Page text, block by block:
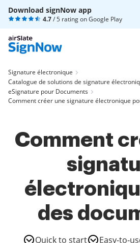
Download signNow app
4.7/ 5 rating onGoogle Play
Signature électronique
Catalogue de solutions de signature
eSignature pour Documents
Comment créer une signature électronique
Comment
des
Quick to start Easy-to-